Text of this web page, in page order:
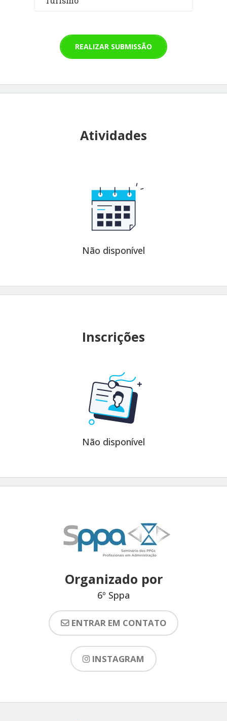
REALIZAR SUBMISSÃO
Atividades
Não disponível
Inscrições
Não disponível
Organizado por
6º Sppa
ENTRAR EM CONTATO
INSTAGRAM